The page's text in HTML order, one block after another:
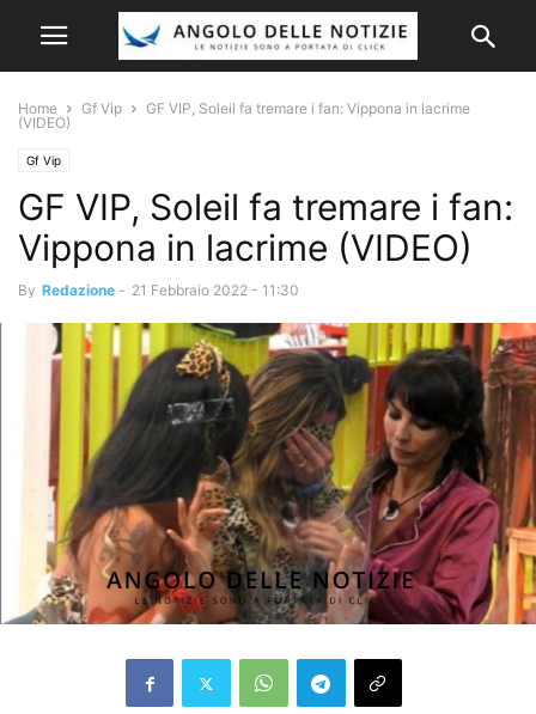
Home Gf Vip
GF VIP, Soleil fa tremare i fan: Vippona in lacrime
(VIDEO)
Gf Vip
GF VIP, Soleil fa tremare i fan:
Vippona in lacrime (VIDEO)
By Redazione - 21 Febbraio 2022 - 11:30